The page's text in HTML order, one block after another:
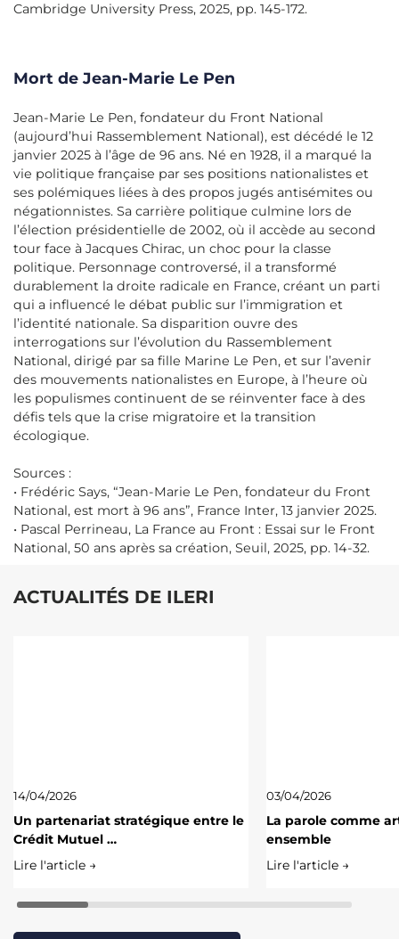
Cambridge University Press, 2025, pp. 145-172.
Mort de Jean-Marie Le Pen
Jean-Marie Le Pen, fondateur du Front National
(aujourd’hui Rassemblement National), est décédé le 12
janvier 2025 à l’âge de 96 ans. Né en 1928, il a marqué la
vie politique française par ses positions nationalistes et
ses polémiques liées à des propos jugés antisémites ou
négationnistes. Sa carrière politique culmine lors de
l’élection présidentielle de 2002, où il accède au second
tour face à Jacques Chirac, un choc pour la classe
politique. Personnage controversé, il a transformé
durablement la droite radicale en France, créant un parti
qui a influencé le débat public sur l’immigration et
l’identité nationale. Sa disparition ouvre des
interrogations sur l’évolution du Rassemblement
National, dirigé par sa fille Marine Le Pen, et sur l’avenir
des mouvements nationalistes en Europe, à l’heure où
les populismes continuent de se réinventer face à des
défis tels que la crise migratoire et la transition
écologique.
Sources :
• Frédéric Says, “Jean-Marie Le Pen, fondateur du Front
National, est mort à 96 ans”, France Inter, 13 janvier 2025.
• Pascal Perrineau, La France au Front : Essai sur le Front
National, 50 ans après sa création, Seuil, 2025, pp. 14-32.
ACTUALITÉS DE ILERI
14/04/2026
Un partenariat stratégique entre le
Crédit Mutuel …
Lire l'article →
03/04/2026
La parole comme
ensemble
Lire l'article →